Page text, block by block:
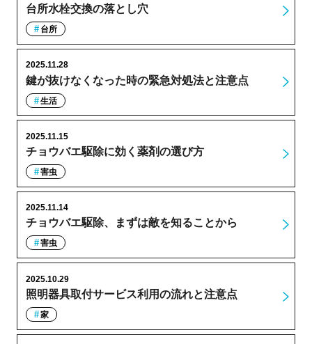
台所水栓交換の落とし穴
台所
鍵が抜けなくなった時の緊急対処法と注意点
2025.11.28
生活
チョウバエ駆除に効く薬剤の選び方
2025.11.15
害虫
チョウバエ駆除、まずは敵を知ることから
2025.11.14
害虫
照明器具取付サービス利用の流れと注意点
2025.10.29
家